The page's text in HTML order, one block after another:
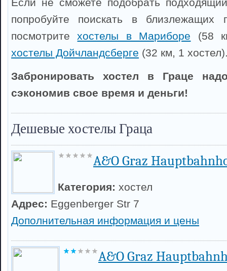
попробуйте поискать в близлежащих
посмотритехостелы в Мариборе (58
хостелы Дойчландсберге (32 км, 1
Забронировать хостел в Граце
сэкономив свое время и деньги!
Дешевые хостелы Граца
A&O Graz
Категория: хостел
Адрес: Eggenberger Str 7
Дополнительная информация и цены
A&O Graz